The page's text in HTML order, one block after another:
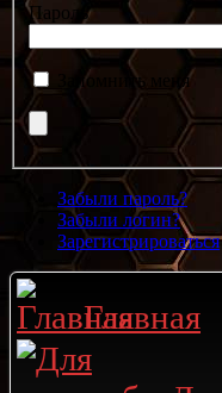
Пароль
Запомнить меня
Забыли пароль?
Забыли логин?
Зарегистрироваться
Главная